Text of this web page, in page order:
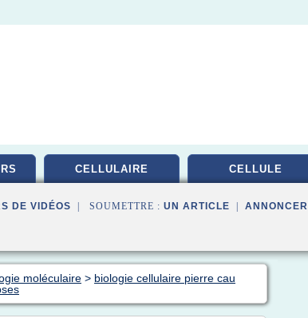
CELLULAIRE CELLULE
DE VIDÉOS | SOUMETTRE : UN ARTICLE ANNONCER
moléculaire > biologie cellulaire pierre cau